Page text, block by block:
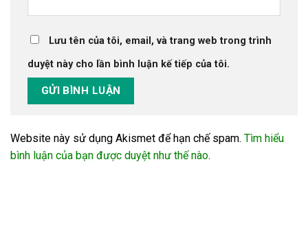
Lưu tên của tôi, email, và trang web trong trình
duyệt này cho lần bình luận kế tiếp của tôi.
Website này sử dụng Akismet để hạn chế spam. Tìm hiểu
bình luận của bạn được duyệt như thế nào.